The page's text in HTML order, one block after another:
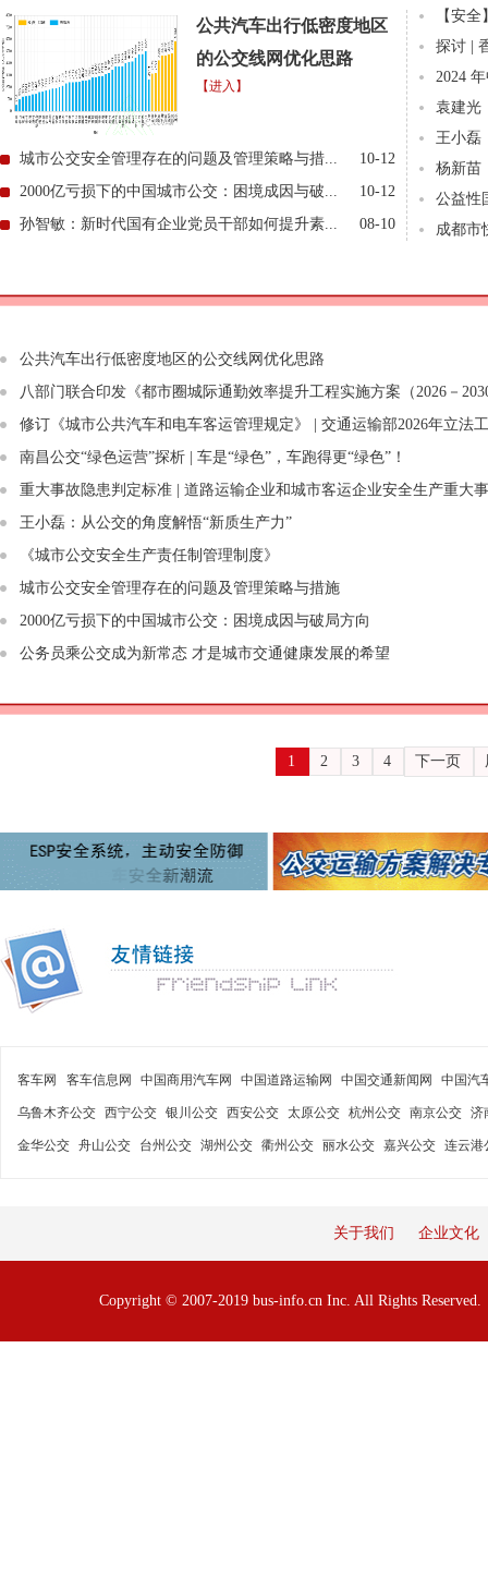
公共汽车出行低密度地区
的公交线网优化思路
【进入】
10-12
城市公交安全管理存在的问题及管理策略与措...
10-12
2000亿亏损下的中国城市公交：困境成因与破...
08-10
孙智敏：新时代国有企业党员干部如何提升素...
【安
探讨 |
2024
袁建光
王小磊
杨新苗
公益性
成都市
公共汽车出行低密度地区的公交线网优化思路
八部门联合印发《都市圈城际通勤效率提升工程实施方案（2026－
修订《城市公共汽车和电车客运管理规定》 | 交通运输部2026年立法
南昌公交“绿色运营”探析 | 车是“绿色”，车跑得更“绿色”！
重大事故隐患判定标准 | 道路运输企业和城市客运企业安全生产重大
王小磊：从公交的角度解悟“新质生产力”
《城市公交安全生产责任制管理制度》
城市公交安全管理存在的问题及管理策略与措施
2000亿亏损下的中国城市公交：困境成因与破局方向
公务员乘公交成为新常态 才是城市交通健康发展的希望
1 2 3 4 下一页
客车网 客车信息网 中国商用汽车网 中国道路运输网 中国交通新闻网 中国汽
乌鲁木齐公交 西宁公交 银川公交 西安公交 太原公交 杭州公交 南京公交 济
金华公交 舟山公交 台州公交 湖州公交 衢州公交 丽水公交 嘉兴公交 连云港
关于我们 企业文化
Copyright © 2007-2019 bus-info.cn Inc. All Rights